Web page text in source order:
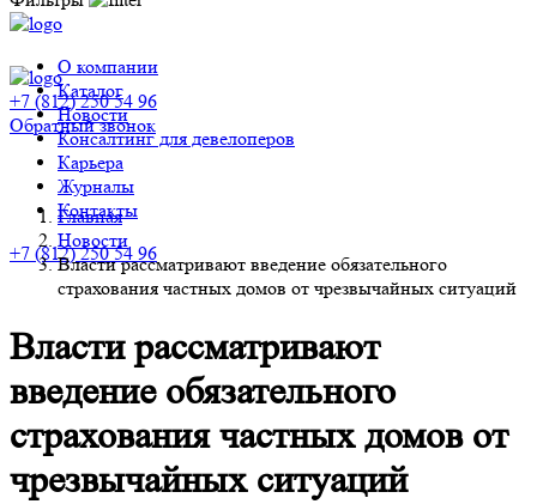
О компании
Каталог
Новости
Консалтинг для девелоперов
Карьера
Журналы
Контакты
+7 (812) 250 54 96
+7 (812) 250 54 96
Обратный звонок
Главная
Новости
Власти рассматривают введение обязательного
страхования частных домов от чрезвычайных ситуаций
Власти рассматривают
введение обязательного
страхования частных домов от
чрезвычайных ситуаций